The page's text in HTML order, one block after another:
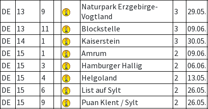
DE 13 9
Naturpark Erzgebirge-
Vogtland
3 29.05.
DE
13 11 Blockstelle 3 09.06.
DE
14 1 Kaiserstein 3 30.05.
DE
15 1 Amrum 2 09.06.
DE
15 3 Hamburger Hallig 2 06.06.
DE
15 4 Helgoland 2 13.05.
DE
15 6 List auf Sylt 2 26.05.
DE
15 9 Puan Klent / Sylt 2 26.05.